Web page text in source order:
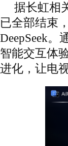
据长虹相
已全部结束
DeepSeek。
智能交互体
进化，让电